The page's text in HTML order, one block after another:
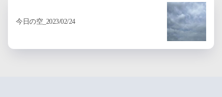
今日の空_2023/02/24